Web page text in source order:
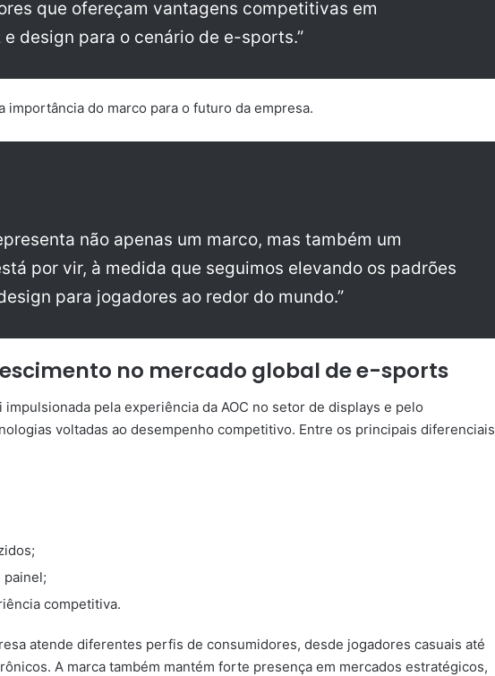
que ofereçam vantagens competitivas em
design para o cenário de e-sports.”
importância do marco para o futuro da empresa.
não apenas um marco, mas também um
por vir, à medida que seguimos elevando os padrões
para jogadores ao redor do mundo.”
no mercado global de e-sports
impulsionada pela experiência da AOC no setor de displays e pelo
voltadas ao desempenho competitivo. Entre os principais diferenciais
painel;
competitiva.
atende diferentes perfis de consumidores, desde jogadores casuais até
A marca também mantém forte presença em mercados estratégicos,